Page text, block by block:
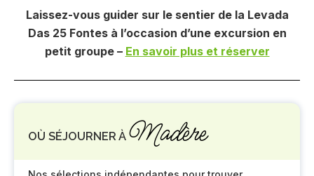
Laissez-vous guider sur le sentier de la Levada
Das 25 Fontes à l’occasion d’une excursion en
petit groupe – En savoir plus et réserver
OÙ SÉJOURNER À Madère